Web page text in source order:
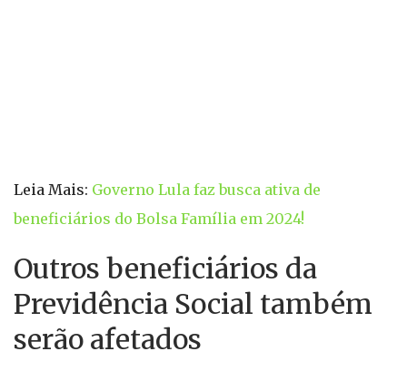
Leia Mais: Governo Lula faz busca ativa de
beneficiários do Bolsa Família em 2024!
Outros beneficiários da
Previdência Social também
serão afetados